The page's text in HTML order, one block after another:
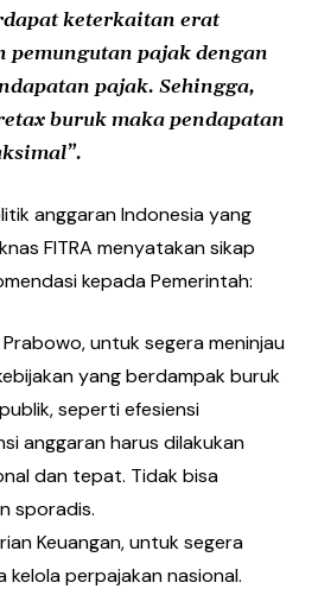
keterkaitan erat
pemungutan pajak dengan
pajak. Sehingga,
buruk maka pendapatan
anggaran Indonesia yang
FITRA menyatakan sikap
kepada Pemerintah:
untuk segera meninjau
yang berdampak buruk
seperti efesiensi
anggaran harus dilakukan
dan tepat. Tidak bisa
sporadis.
Keuangan, untuk segera
perpajakan nasional.